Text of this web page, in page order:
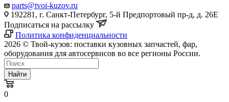
parts@tvoi-kuzov.ru
192281, г. Санкт-Петербург, 5-й Предпортовый пр-д, д. 26Е
Подписаться на рассылку
Политика конфиденциальности
2026 © Твой-кузов: поставки кузовных запчастей, фар,
оборудования для автосервисов во все регионы России.
Найти
0